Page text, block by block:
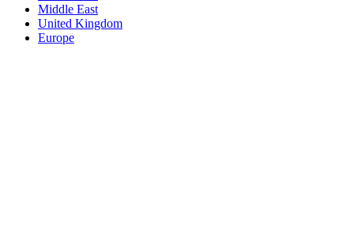
Middle East
United Kingdom
Europe